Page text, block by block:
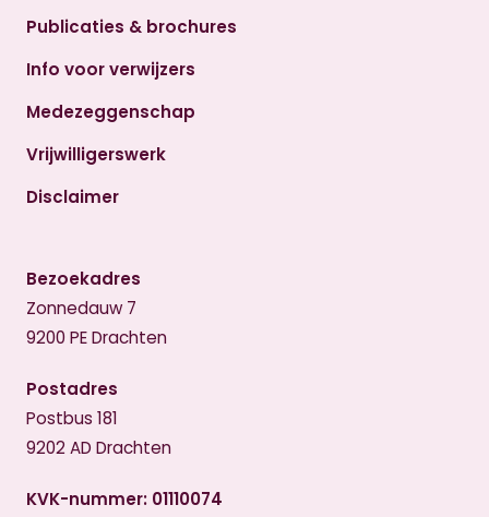
Publicaties & brochures
Info voor verwijzers
Medezeggenschap
Vrijwilligerswerk
Disclaimer
Bezoekadres
Zonnedauw 7
9200 PE Drachten
Postadres
Postbus 181
9202 AD Drachten
KVK-nummer: 01110074